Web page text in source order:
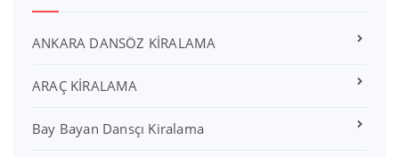
ANKARA DANSÖZ KİRALAMA
ARAÇ KİRALAMA
Bay Bayan Dansçı Kiralama